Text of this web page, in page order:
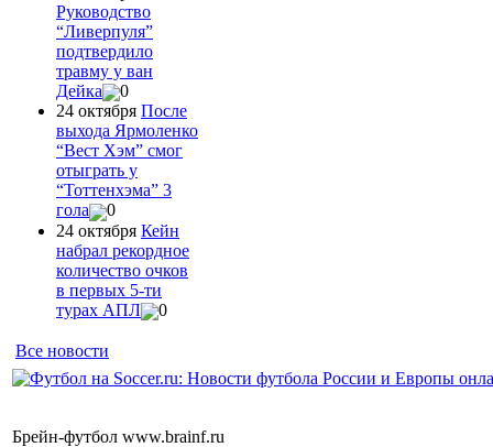
Руководство
“Ливерпуля”
подтвердило
травму у ван
Дейка
0
24 октября После
выхода Ярмоленко
“Вест Хэм” смог
отыграть у
“Тоттенхэма” 3
гола
0
24 октября Кейн
набрал рекордное
количество очков
в первых 5-ти
турах АПЛ
0
Все новости
Брейн-футбол www.brainf.ru